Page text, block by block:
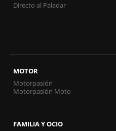
Directo al Paladar
MOTOR
Motorpasión
Motorpasión Moto
FAMILIA Y OCIO